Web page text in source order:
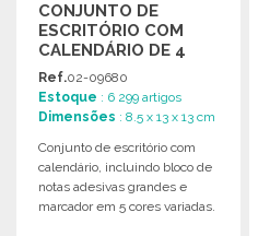
CONJUNTO DE
ESCRITÓRIO COM
CALENDÁRIO DE 4
ANOS A PREÇO
GROSSISTA
Ref.02-09680
Estoque : 6 299 artigos
Dimensões : 8.5 x 13 x 13 cm
Conjunto de escritório com
calendário, incluindo bloco de
notas adesivas grandes e
marcador em 5 cores variadas.